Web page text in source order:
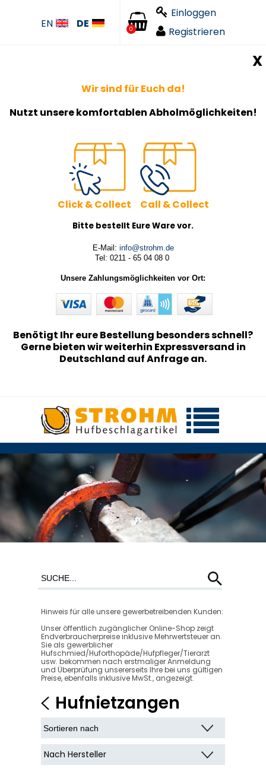
EN DE
Einloggen
Registrieren
0
X
Wir sind für Euch da!
Nutzt unsere komfortablen Abholmöglichkeiten!
Click & Collect Call & Collect
Bitte bestellt Eure Ware vor.
E-Mail: info@strohm.de
Tel: 0211 - 65 04 08 0
Unsere Zahlungsmöglichkeiten vor Ort:
Benötigt Ihr eure Bestellung besonders schnell?
Gerne bieten wir weiterhin Expressversand in
Deutschland auf Anfrage an.
Hinweis für alle unsere gewerbetreibenden Kunden:
Unser öffentlich zugänglicher Online-Shop zeigt
Endverbraucherpreise inklusive Mehrwertsteuer an.
Sie als gewerblicher
Hufschmied/Huforthopäde/Hufpfleger/Tierarzt
usw. bekommen nach erstmaliger Anmeldung
und Überprüfung unsererseits Ihre bei uns gültigen
Preise, ebenfalls inklusive MwSt., angezeigt.
Hufnietzangen
Nach Hersteller